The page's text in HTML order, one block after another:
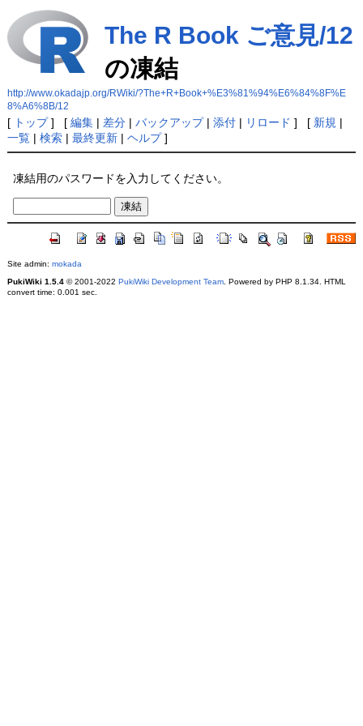
The R Book ご意見/12
の凍結
http://www.okadajp.org/RWiki/?The+R+Book+%E3%81%94%E6%84%8F%E
8%A6%8B/12
[ トップ] [ 編集| 差分| バックアップ| 添付| リロード ] [ 新規 |
一覧| 検索| 最終更新| ヘルプ]
凍結用のパスワードを入力してください。
Site admin: mokada
PukiWiki 1.5.4© 2001-2022 PukiWiki Development Team. Powered by PHP 8.1.34. HTML
convert time: 0.001 sec.